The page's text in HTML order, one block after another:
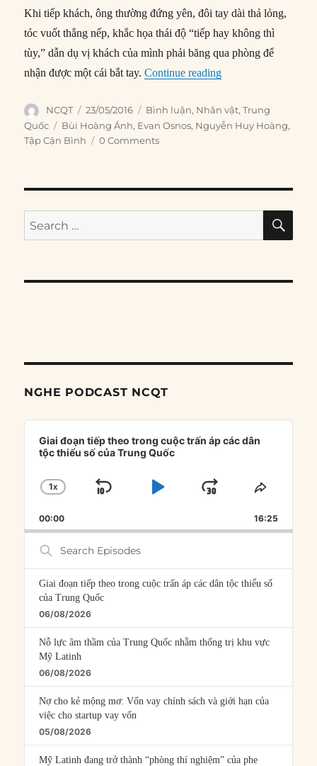
Khi tiếp khách, ông thường đứng yên, đôi tay dài thả lỏng,
tóc vuốt thẳng nếp, khắc họa thái độ “tiếp hay không thì
tùy,” dẫn dụ vị khách của mình phải băng qua phòng để
nhận được một cái bắt tay.Continue reading“Chân dung Tập
Author
NCQT
Posted
on
23/05/2016 Categories
Bình luận, Nhân vật,Trung
Quốc
Tags
Bùi Hoàng Ánh, Evan Osnos, Nguyễn Huy Hoàng,
Tập Cận Bình
0 Comments
Search
for:
NGHE PODCAST NCQT
Audio
Player
Giai đoạn tiếp theo trong cuộc trấn áp các dân
tộc thiểu số của Trung Quốc
CHANGE
RATE
1X
SKIP
PLAYJUMP
FORWARD
SHARE
00:00 16:25
Search
Episodes
Giai đoạn tiếp theo trong cuộc trấn áp các dân tộc thiểu số
của Trung Quốc
06/08/2026
Nỗ lực âm thầm của Trung Quốc nhằm thống trị khu vực
Mỹ Latinh
06/08/2026
Nợ cho kẻ mộng mơ: Vốn vay chính sách và giới hạn của
việc cho startup vay vốn
05/08/2026
Mỹ Latinh đang trở thành “phòng thí nghiệm” của phe